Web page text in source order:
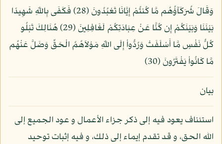
وَقَالَ شُرَكَآؤُهُم مَّا كُنتُمْ إِيَّانَا تَعْبُدُونَ (28) فَكَفَى بِاللّهِ شَهِيدًا
بَيْنَنَا وَبَيْنَكُمْ إِن كُنَّا عَنْ عِبَادَتِكُمْ لَغَافِلِينَ (29) هُنَالِكَ تَبْلُو
كُلُّ نَفْسٍ مَّا أَسْلَفَتْ وَرُدُّواْ إِلَى اللّهِ مَوْلاَهُمُ الْحَقِّ وَضَلَّ عَنْهُم
مَّا كَانُواْ يَفْتَرُونَ (30)
بيان
استئناف يعود فيه إلى ذكر جزاء الأعمال و عود الجميع إلى
الله الحق، و قد تقدم إيماء إلى ذلك، و فيه إثبات توحيد